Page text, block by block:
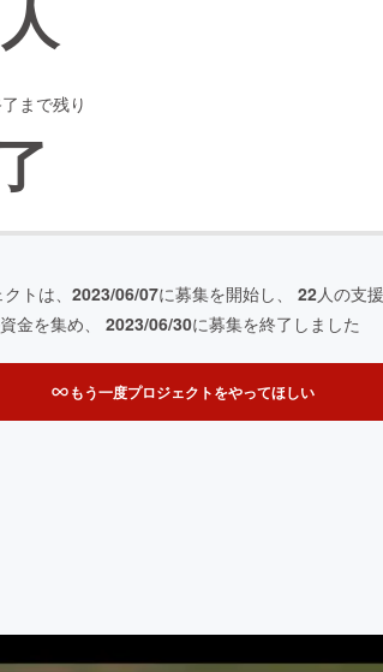
人
まで残り
トは、 2023/06/07に募集を開始し、 22人の支
金を集め、 2023/06/30に募集を終了しました
もう一度プロジェクトをやってほしい